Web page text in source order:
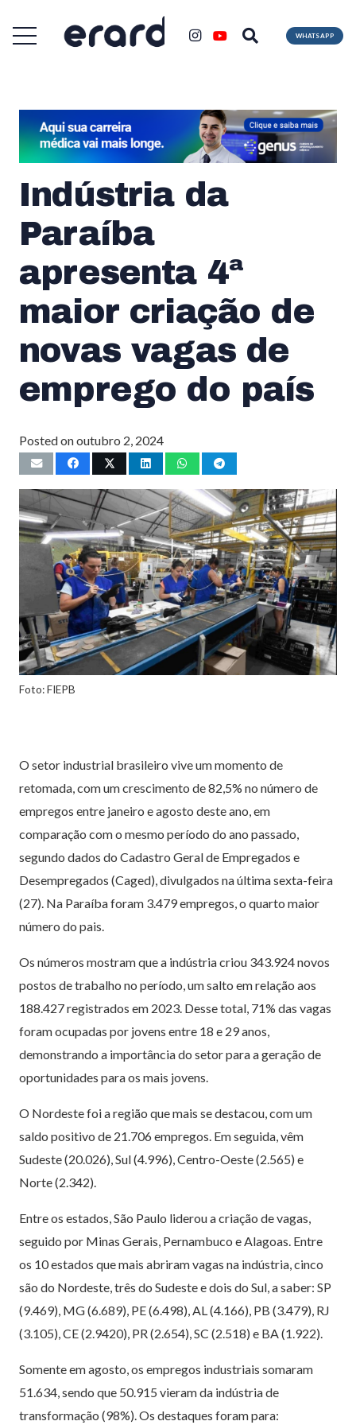
WHATSAPP
Indústria da
Paraíba
apresenta 4ª
maior criação de
novas vagas de
emprego do país
Posted onoutubro 2, 2024
Foto: FIEPB
O setor industrial brasileiro vive um momento de
retomada, com um crescimento de 82,5% no número de
empregos entre janeiro e agosto deste ano, em
comparação com o mesmo período do ano passado,
segundo dados do Cadastro Geral de Empregados e
Desempregados (Caged), divulgados na última sexta-feira
(27). Na Paraíba foram 3.479 empregos, o quarto maior
número do pais.
Os números mostram que a indústria criou 343.924 novos
postos de trabalho no período, um salto em relação aos
188.427 registrados em 2023. Desse total, 71% das vagas
foram ocupadas por jovens entre 18 e 29 anos,
demonstrando a importância do setor para a geração de
oportunidades para os mais jovens.
O Nordeste foi a região que mais se destacou, com um
saldo positivo de 21.706 empregos. Em seguida, vêm
Sudeste (20.026), Sul (4.996), Centro-Oeste (2.565) e
Norte (2.342).
Entre os estados, São Paulo liderou a criação de vagas,
seguido por Minas Gerais, Pernambuco e Alagoas. Entre
os 10 estados que mais abriram vagas na indústria, cinco
são do Nordeste, três do Sudeste e dois do Sul, a saber: SP
(9.469), MG (6.689), PE (6.498), AL (4.166), PB (3.479), RJ
(3.105), CE (2.9420), PR (2.654), SC (2.518) e BA (1.922).
Somente em agosto, os empregos industriais somaram
51.634, sendo que 50.915 vieram da indústria de
transformação (98%). Os destaques foram para: